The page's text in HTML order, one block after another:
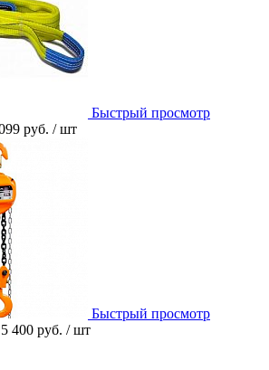
Быстрый просмотр
руб. / шт
Быстрый просмотр
5 400 руб. / шт